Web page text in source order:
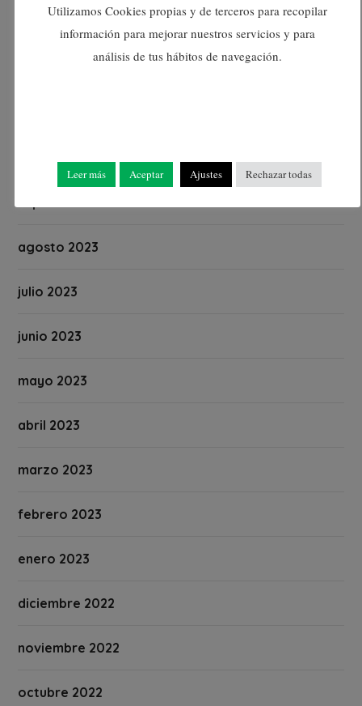
octubre 2023
agosto 2023
julio 2023
junio 2023
mayo 2023
abril 2023
marzo 2023
febrero 2023
enero 2023
diciembre 2022
noviembre 2022
octubre 2022
Utilizamos Cookies propias y de terceros para recopilar
información para mejorar nuestros servicios y para
análisis de tus hábitos de navegación.
Leer más Aceptar Ajustes Rechazar todas